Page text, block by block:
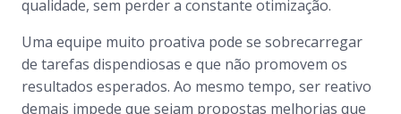
qualidade, sem perder a constante otimização.
Uma equipe muito proativa pode se sobrecarregar
de tarefas dispendiosas e que não promovem os
resultados esperados. Ao mesmo tempo, ser reativo
demais impede que sejam propostas melhorias que